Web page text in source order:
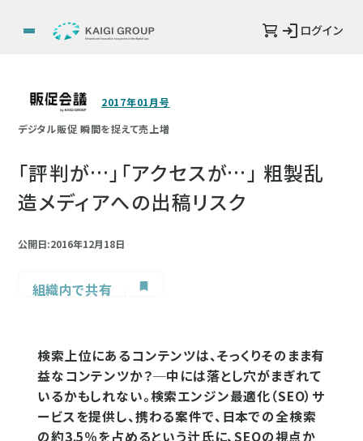
ログイン
2017年01月号
デジタル販促 瞬間を捉えて売上増
「評判が…」「アクセスが…」 粗製乱
造メディアへの出稿リスク
公開日:2016年12月18日
組織内で共有
検索上位にあるコンテンツは、そっくりそのまま有
益なコンテンツか？─中には落とし穴がまぎれて
いるかもしれない。検索エンジン最適化（SEO）サ
ービスを提供し、携わる案件で、日本での全検索
の約3.5％を占めるという辻氏に、SEOの視点か